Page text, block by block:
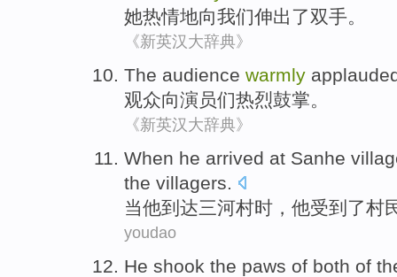
她热情地向我们伸出了双手。
《新英汉大辞典》
The audience warmly
观众向演员们热烈鼓掌。
《新英汉大辞典》
When he arrived at Sanhe
the villagers.
当他到达三河村时，他受到了村
youdao
He shook the paws of both of